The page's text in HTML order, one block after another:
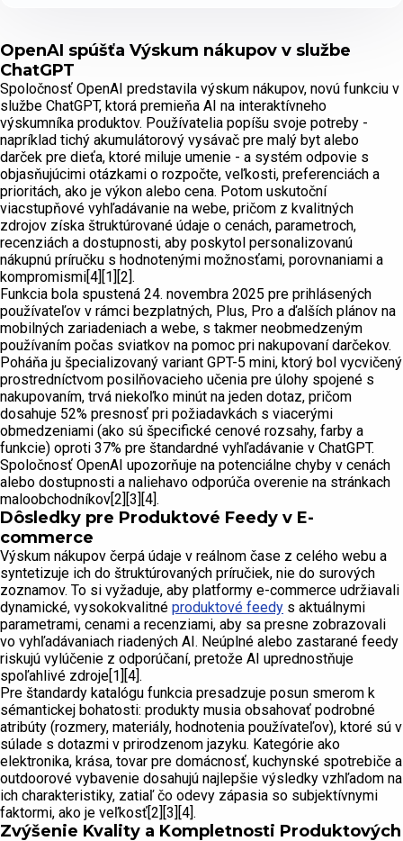
OpenAI spúšťa Výskum nákupov v službe
ChatGPT
Spoločnosť OpenAI predstavila výskum nákupov, novú funkciu v
službe ChatGPT, ktorá premieňa AI na interaktívneho
výskumníka produktov. Používatelia popíšu svoje potreby -
napríklad tichý akumulátorový vysávač pre malý byt alebo
darček pre dieťa, ktoré miluje umenie - a systém odpovie s
objasňujúcimi otázkami o rozpočte, veľkosti, preferenciách a
prioritách, ako je výkon alebo cena. Potom uskutoční
viacstupňové vyhľadávanie na webe, pričom z kvalitných
zdrojov získa štruktúrované údaje o cenách, parametroch,
recenziách a dostupnosti, aby poskytol personalizovanú
nákupnú príručku s hodnotenými možnosťami, porovnaniami a
kompromismi[4][1][2].
Funkcia bola spustená 24. novembra 2025 pre prihlásených
používateľov v rámci bezplatných, Plus, Pro a ďalších plánov na
mobilných zariadeniach a webe, s takmer neobmedzeným
používaním počas sviatkov na pomoc pri nakupovaní darčekov.
Poháňa ju špecializovaný variant GPT-5 mini, ktorý bol vycvičený
prostredníctvom posilňovacieho učenia pre úlohy spojené s
nakupovaním, trvá niekoľko minút na jeden dotaz, pričom
dosahuje 52% presnosť pri požiadavkách s viacerými
obmedzeniami (ako sú špecifické cenové rozsahy, farby a
funkcie) oproti 37% pre štandardné vyhľadávanie v ChatGPT.
Spoločnosť OpenAI upozorňuje na potenciálne chyby v cenách
alebo dostupnosti a naliehavo odporúča overenie na stránkach
maloobchodníkov[2][3][4].
Dôsledky pre Produktové Feedy v E-
commerce
Výskum nákupov čerpá údaje v reálnom čase z celého webu a
syntetizuje ich do štruktúrovaných príručiek, nie do surových
zoznamov. To si vyžaduje, aby platformy e-commerce udržiavali
dynamické, vysokokvalitné produktové feedy s aktuálnymi
parametrami, cenami a recenziami, aby sa presne zobrazovali
vo vyhľadávaniach riadených AI. Neúplné alebo zastarané feedy
riskujú vylúčenie z odporúčaní, pretože AI uprednostňuje
spoľahlivé zdroje[1][4].
Pre štandardy katalógu funkcia presadzuje posun smerom k
sémantickej bohatosti: produkty musia obsahovať podrobné
atribúty (rozmery, materiály, hodnotenia používateľov), ktoré sú v
súlade s dotazmi v prirodzenom jazyku. Kategórie ako
elektronika, krása, tovar pre domácnosť, kuchynské spotrebiče a
outdoorové vybavenie dosahujú najlepšie výsledky vzhľadom na
ich charakteristiky, zatiaľ čo odevy zápasia so subjektívnymi
faktormi, ako je veľkosť[2][3][4].
Zvýšenie Kvality a Kompletnosti Produktových